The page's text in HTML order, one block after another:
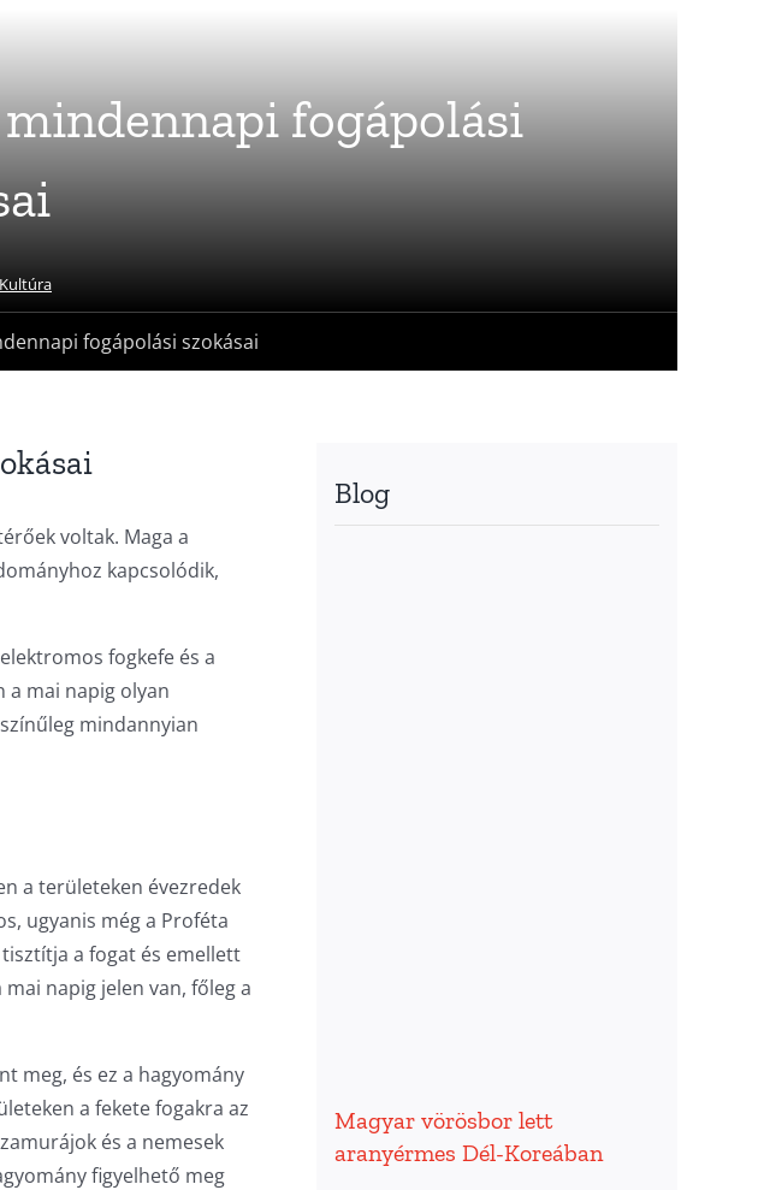
fogápolási
Kultúra
fogápolási szokásai
voltak. Maga a
kapcsolódik,
fogkefe és a
a mai napig olyan
mindannyian
a területeken évezredek
ugyanis még a Proféta
a fogat és emellett
napig jelen van, főleg a
meg, és ez a hagyomány
a fekete fogakra az
és a nemesek
figyelhető meg
Blog
Magyar vörösbor lett
aranyérmes Dél-Koreában